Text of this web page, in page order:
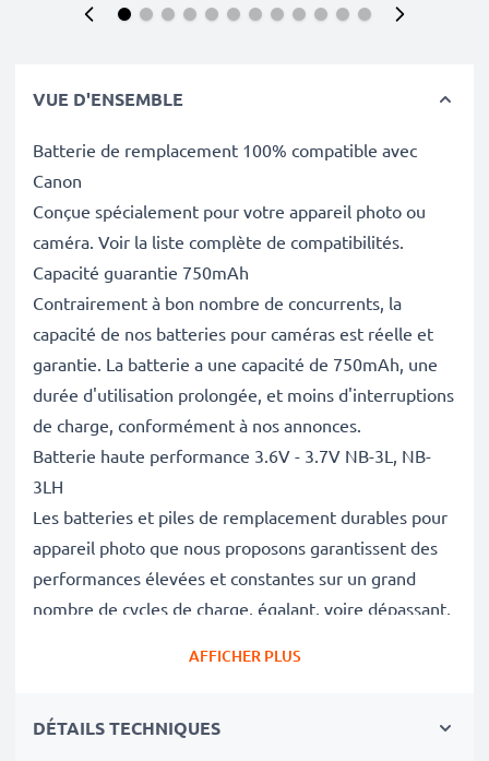
VUE D'ENSEMBLE
Batterie de remplacement 100% compatible avec
Canon
Conçue spécialement pour votre appareil photo ou
caméra. Voir la liste complète de compatibilités.
Capacité guarantie 750mAh
Contrairement à bon nombre de concurrents, la
capacité de nos batteries pour caméras est réelle et
garantie. La batterie a une capacité de 750mAh, une
durée d'utilisation prolongée, et moins d'interruptions
de charge, conformément à nos annonces.
Batterie haute performance 3.6V - 3.7V NB-3L, NB-
3LH
Les batteries et piles de remplacement durables pour
appareil photo que nous proposons garantissent des
performances élevées et constantes sur un grand
nombre de cycles de charge, égalant, voire dépassant,
2004, chacune de nos piles de remplacement pour
AFFICHER PLUS
DÉTAILS TECHNIQUES